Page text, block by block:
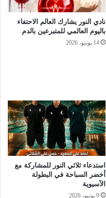
نادي النور يشارك العالم الاحتفاء
باليوم العالمي للمتبرعين بالدم
14 يونيو، 2026
استدعاء ثلاثي النور للمشاركة مع
أخضر السباحة في البطولة
الآسيوية
9 يونيو، 2026